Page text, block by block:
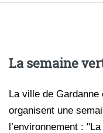
La semaine
La ville de
organisent une
l’environnement :